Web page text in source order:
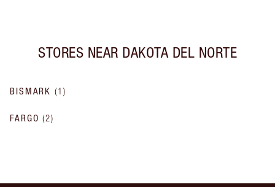
STORES NEAR DAKOTA DEL NORTE
BISMARK (1 )
FARGO (2)